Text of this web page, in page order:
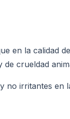
en la calidad
crueldad
no irritantes